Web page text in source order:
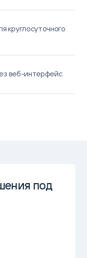
круглосуточного
веб-интерфейс
под